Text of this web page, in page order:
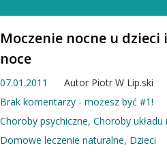
Moczenie nocne u
noce
07.01.2011 Autor Piotr W Lip.ski
Brak komentarzy - możesz być #1!
Choroby psychiczne, Choroby
Domowe leczenie naturalne, Dzieci